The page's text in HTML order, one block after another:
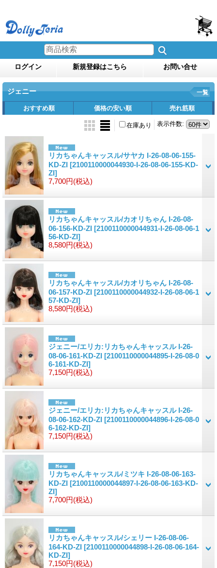
ログイン 新規登録はこちら お問い合せ
ジェニー 一覧
おすすめ順 価格の安い順 売れ筋順
表示件数:
在庫あり
リカちゃんキャッスル/サヤカ I-26-08-06-155-
KD-ZI [2100110000044930-I-26-08-06-155-KD-
ZI]
7,700円(税込)
リカちゃんキャッスル/カオリちゃん I-26-08-
06-156-KD-ZI [2100110000044931-I-26-08-06-1
56-KD-ZI]
8,580円(税込)
リカちゃんキャッスル/カオリちゃん I-26-08-
06-157-KD-ZI [2100110000044932-I-26-08-06-1
57-KD-ZI]
8,580円(税込)
ジェニー/エリカ:リカちゃんキャッスル I-26-
08-06-161-KD-ZI [2100110000044895-I-26-08-0
6-161-KD-ZI]
7,150円(税込)
ジェニー/エリカ:リカちゃんキャッスル I-26-
08-06-162-KD-ZI [2100110000044896-I-26-08-0
6-162-KD-ZI]
7,150円(税込)
リカちゃんキャッスル/ミツキ I-26-08-06-163-
KD-ZI [2100110000044897-I-26-08-06-163-KD-
ZI]
7,700円(税込)
リカちゃんキャッスル/シェリー I-26-08-06-
164-KD-ZI [2100110000044898-I-26-08-06-164-
KD-ZI]
7,150円(税込)